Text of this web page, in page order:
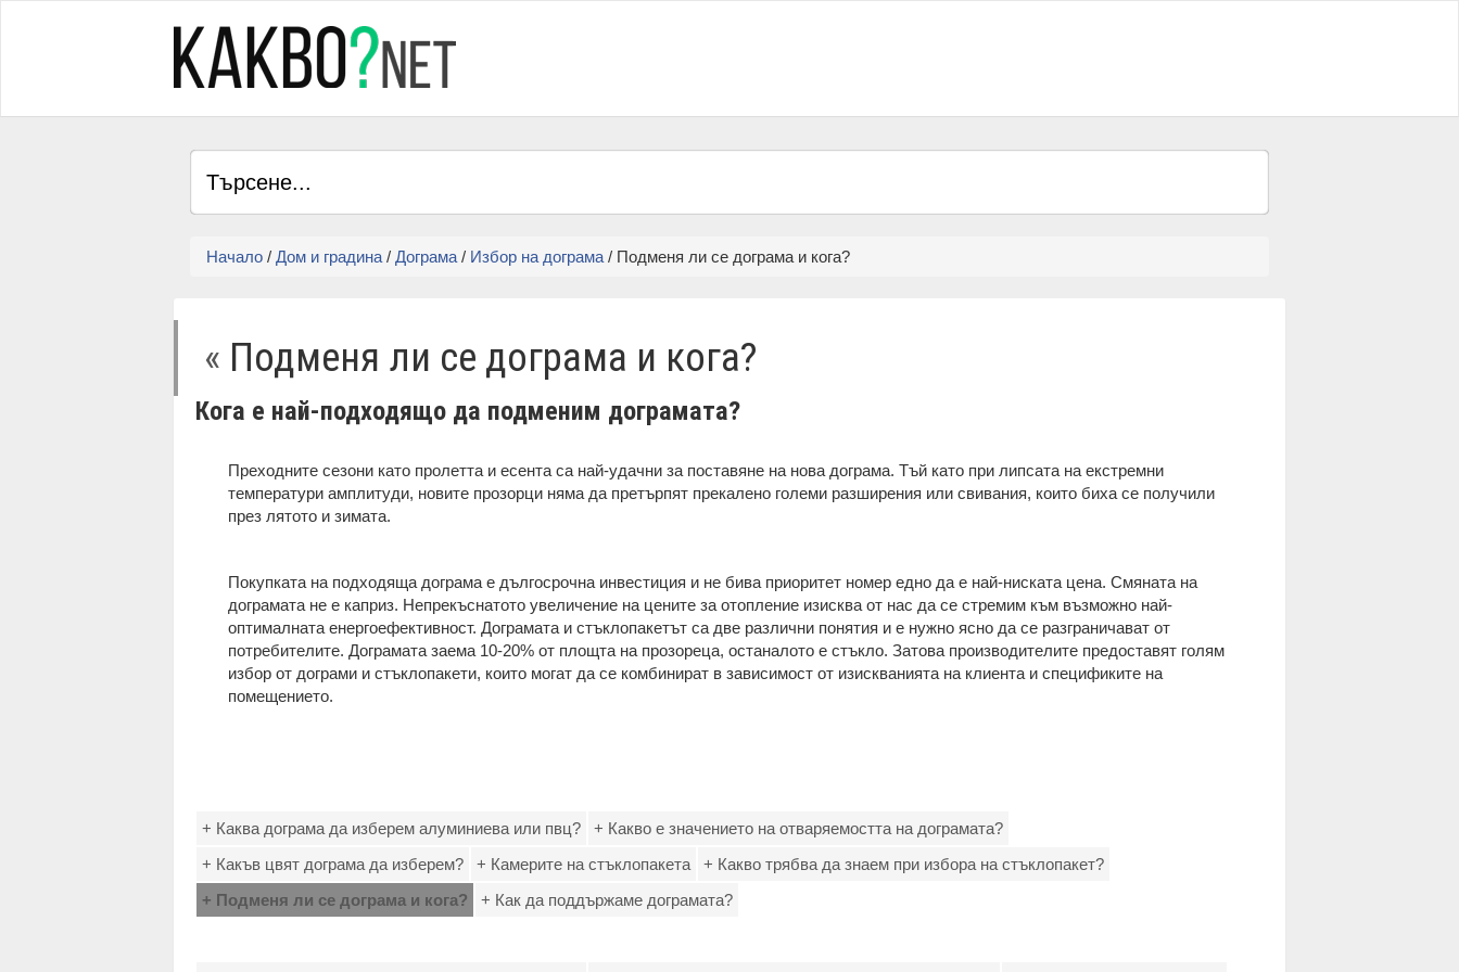
Начало / Дом и градина / Дограма / Избор на дограма / Подменя ли се дограма и кога?
« Подменя ли се дограма и кога?
Кога е най-подходящо да подменим дограмата?
Преходните сезони като пролетта и есента са най-удачни за поставяне на нова дограма. Тъй като при липсата на екстремни
температури амплитуди, новите прозорци няма да претърпят прекалено големи разширения или свивания, които биха се получили
през лятото и зимата.
Покупката на подходяща дограма е дългосрочна инвестиция и не бива приоритет номер едно да е най-ниската цена. Смяната на
дограмата не е каприз. Непрекъснатото увеличение на цените за отопление изисква от нас да се стремим към възможно най-
оптималната енергоефективност. Дограмата и стъклопакетът са две различни понятия и е нужно ясно да се разграничават от
потребителите. Дограмата заема 10-20% от площта на прозореца, останалото е стъкло. Затова производителите предоставят голям
избор от дограми и стъклопакети, които могат да се комбинират в зависимост от изискванията на клиента и спецификите на
помещението.
+ Каква дограма да изберем алуминиева или пвц?
+ Какво е значението на отваряемостта на дограмата?
+ Какъв цвят дограма да изберем?
+ Камерите на стъклопакета
+ Какво трябва да знаем при избора на стъклопакет?
+ Подменя ли се дограма и кога?
+ Как да поддържаме дограмата?